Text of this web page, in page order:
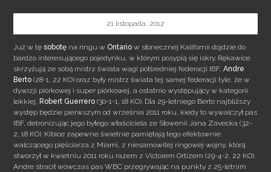
21 listopada, 2012
Już w tę sobotę na ringu w Ontario w słonecznej Kalifornii dojdzie do
bardzo interesującego pojedynku, w którym posypią się iskry. Rękawice
skrzyżują ze sobą mistrz świata wagi półśredniej federacji IBF,Andre
Berto (28-1, 22 KO) oraz były mistrz świata tej samej federacji tyle, że w
dywizji piórkowej i super piórkowej, a ostatnio występujący w kategorii
lekkiej,Robert Guerrero (30-1-1, 18 KO). Dla 29-letniego Berto najbliższy
występ będzie pierwszym od września 2011 roku, kiedy to wywalczył pas
IBF, detronizując jego byłego właściciela ze Słowenii Jana Zavecka (32-
2, 18 KO). Kibice zapewne świetnie pamiętają tego efektownie
walczącego pięściarza z Miami, z niesamowitej ringowej wojny, którą
stworzył w kwietniu 2011 roku razem z Victorem Ortizem (29-4-2, 22 KO).
Andre stracił wówczas pas WBC przegrywając na punkty z 25-letnim